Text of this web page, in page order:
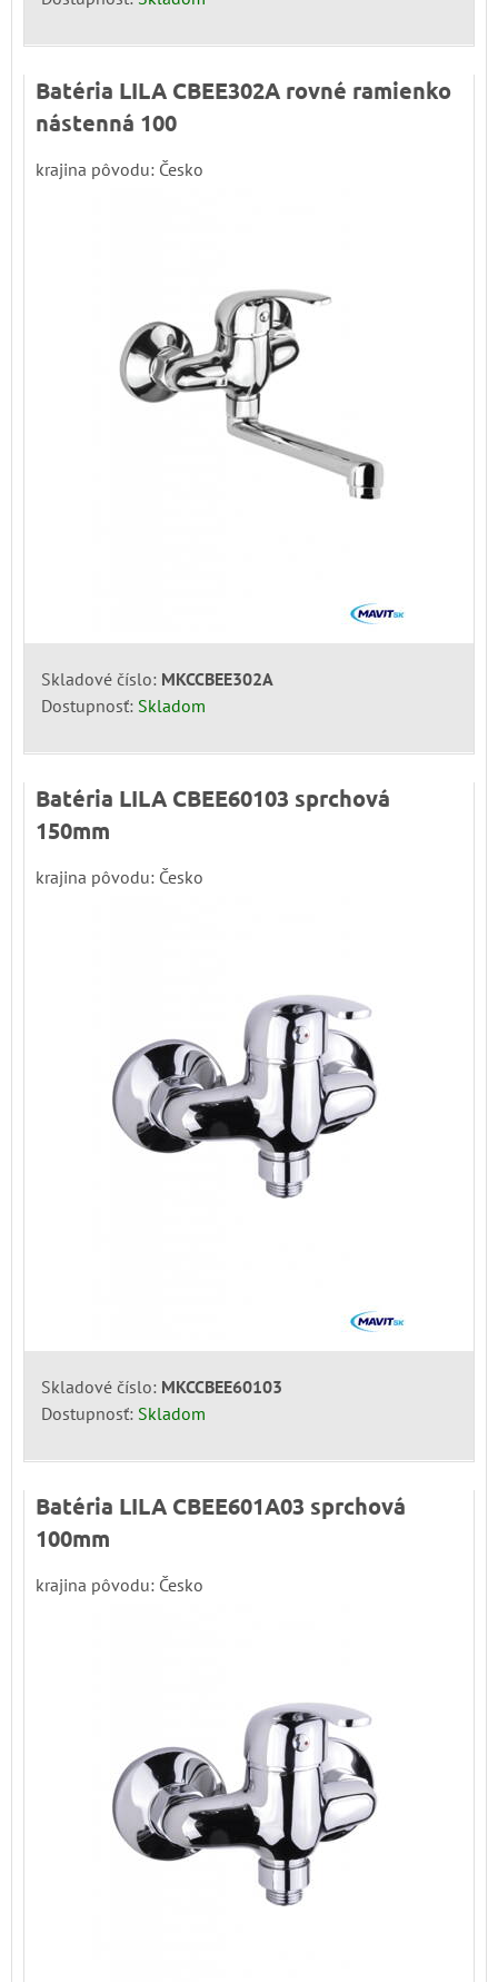
Batéria LILA CBEE302A rovné ramienko
nástenná 100
krajina pôvodu: Česko
Skladové číslo: MKCCBEE302A
Dostupnosť: Skladom
Batéria LILA CBEE60103 sprchová
150mm
krajina pôvodu: Česko
Skladové číslo: MKCCBEE60103
Dostupnosť: Skladom
Batéria LILA CBEE601A03 sprchová
100mm
krajina pôvodu: Česko